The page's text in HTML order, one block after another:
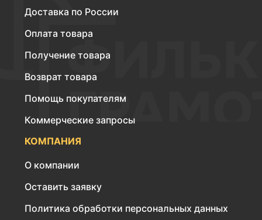
Доставка по России
Оплата товара
Получение товара
Возврат товара
Помощь покупателям
Коммерческие запросы
КОМПАНИЯ
О компании
Оставить заявку
Политика обработки персональных данных